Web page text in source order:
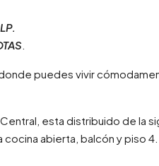
puedes vivir
esta distribuido de la
abierta, balcón y piso 4.